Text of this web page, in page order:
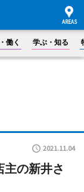
働く 学ぶ・知る
2021.11.04
の新井さ